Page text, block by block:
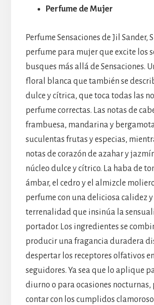
Perfume de Mujer
Perfume Sensaciones de Jil Sander,
perfume para mujer que excite los
busques más allá de Sensaciones.
floral blanca que también se
dulce y cítrica, que toca todas las
perfume correctas. Las notas de
frambuesa, mandarina y
suculentas frutas y especias,
notas de corazón de azahar y
núcleo dulce y cítrico. La haba de
ámbar, el cedro y el almizcle
perfume con una deliciosa calidez y
terrenalidad que insinúa la
portador. Los ingredientes se
producir una fragancia duradera
despertar los receptores olfativos
seguidores. Ya sea que lo aplique
diurno o para ocasiones nocturnas,
contar con los cumplidos